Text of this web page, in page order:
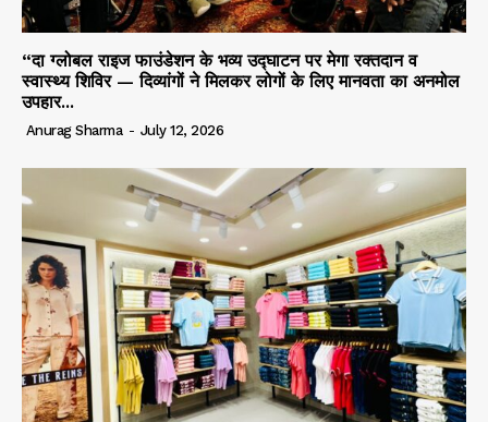
“दा ग्लोबल राइज फाउंडेशन के भव्य उद्घाटन पर मेगा रक्तदान व
स्वास्थ्य शिविर — दिव्यांगों ने मिलकर लोगों के लिए मानवता का अनमोल
उपहार...
Anurag Sharma - July 12, 2026